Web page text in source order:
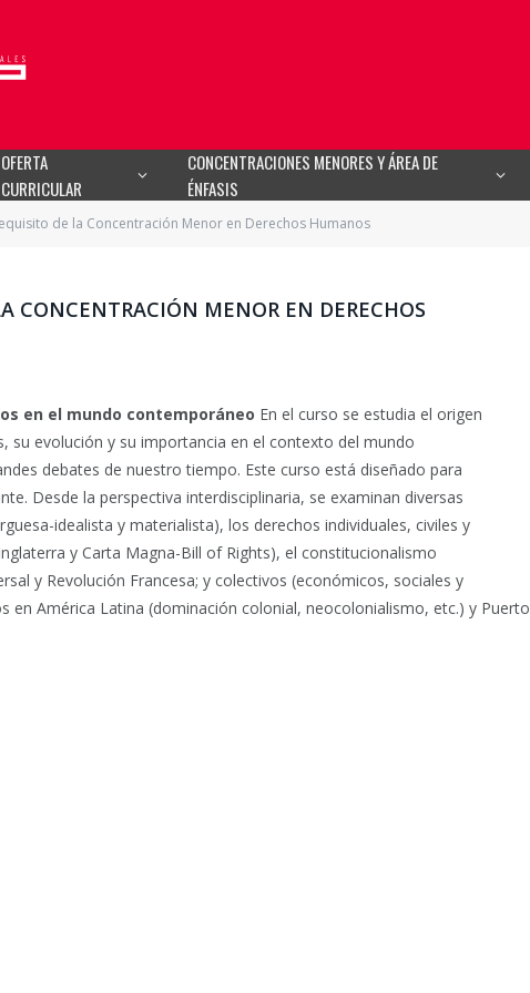
OFERTA
CURRICULAR
CONCENTRACIONES MENORES Y ÁREA DE
ÉNFASIS
de la Concentración Menor en Derechos Humanos
CONCENTRACIÓN MENOR EN DERECHOS
en el mundo contemporáneo En el curso se estudia el origen
su evolución y su importancia en el contexto del mundo
debates de nuestro tiempo. Este curso está diseñado para
Desde la perspectiva interdisciplinaria, se examinan diversas
idealista y materialista), los derechos individuales, civiles y
y Carta Magna-Bill of Rights), el constitucionalismo
y Revolución Francesa; y colectivos (económicos, sociales y
en América Latina (dominación colonial, neocolonialismo, etc.) y Puerto